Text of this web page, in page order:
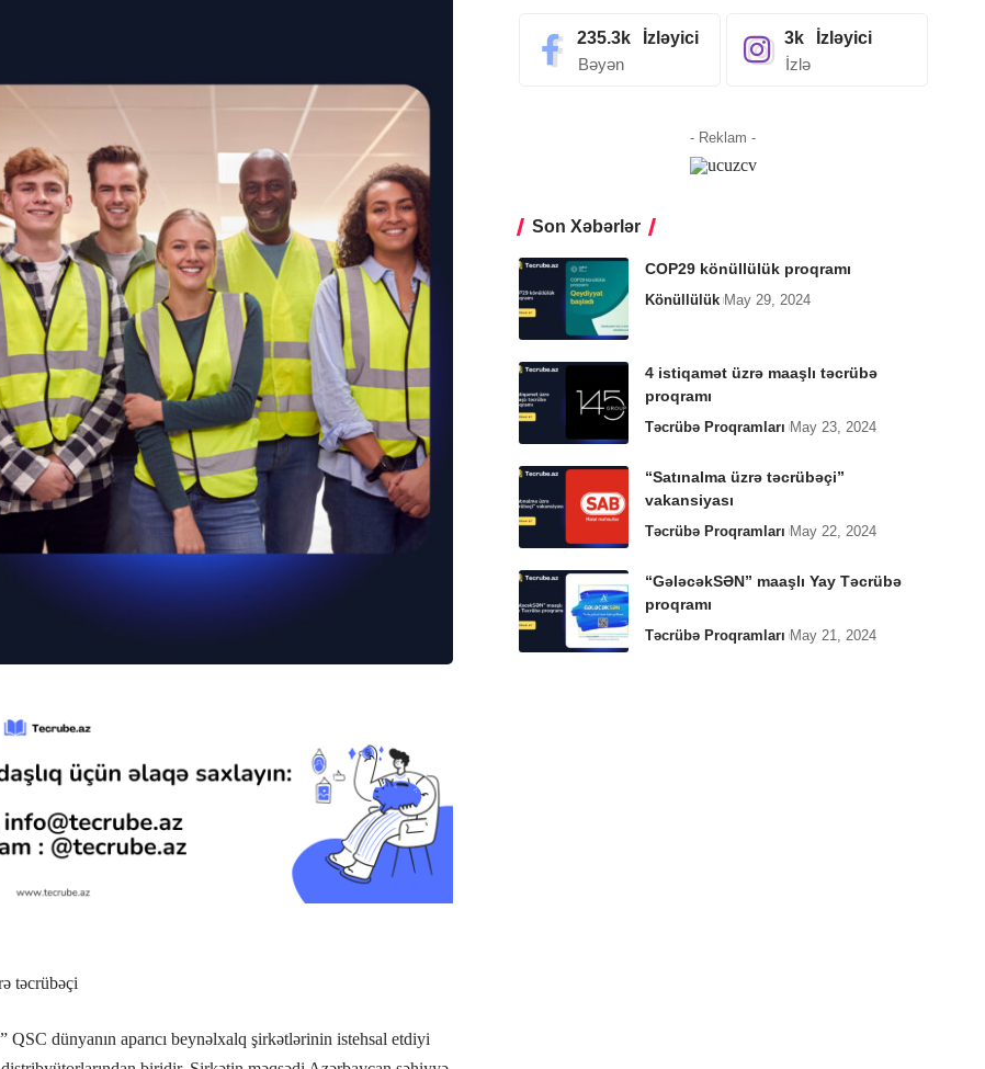
təcrübəçi
dünyanın aparıcı beynəlxalq şirkətlərinin istehsal etdiyi
235.3k İzləyici
Bəyən
3k İzləyici
İzlə
- Reklam -
Son Xəbərlər
COP29 könüllülük proqramı
Könüllülük May 29, 2024
4 istiqamət üzrə maaşlı təcrübə
proqramı
Təcrübə Proqramları May 23, 2024
“Satınalma üzrə təcrübəçi”
vakansiyası
Təcrübə Proqramları May 22, 2024
“GələcəkSƏN” maaşlı Yay Təcrübə
proqramı
Təcrübə Proqramları May 21, 2024